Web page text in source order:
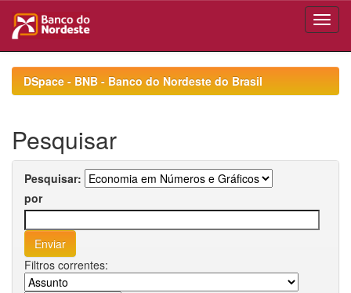
navigationDSpace - BNB - Banco do Nordeste do Brasil
Pesquisar
Pesquisar:
por
Filtros correntes: